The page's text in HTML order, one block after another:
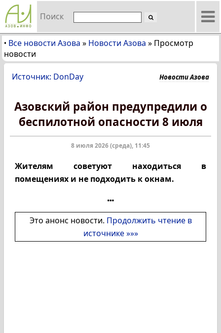
Поиск
• Все новости Азова » Новости Азова » Просмотр
новости
Источник: DonDay Новости Азова
Азовский район предупредили о
беспилотной опасности 8 июля
8 июля 2026 (среда), 11:45
Жителям советуют находиться в
помещениях и не подходить к окнам.
Это анонс новости. Продолжить чтение в
источнике »»»